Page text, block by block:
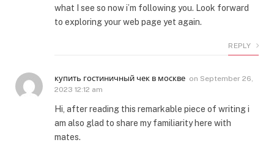
what I see so now i’m following you. Look forward
to exploring your web page yet again.
REPLY
купить гостиничный чек в москве on September 26,
2023 12:12 am
Hi, after reading this remarkable piece of writing i
am also glad to share my familiarity here with
mates.